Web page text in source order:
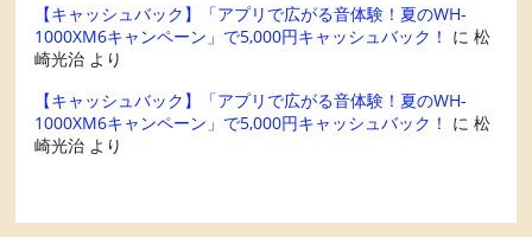
【キャッシュバック】「アプリで広がる音体験！夏のWH-
1000XM6キャンペーン」で5,000円キャッシュバック！ に松
崎光治 より
【キャッシュバック】「アプリで広がる音体験！夏のWH-
1000XM6キャンペーン」で5,000円キャッシュバック！ に松
崎光治 より